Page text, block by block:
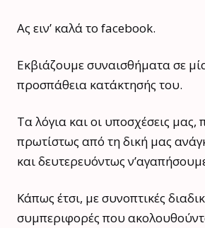
Ας ειν’ καλά το facebook.
Εκβιάζουμε συναισθήματα σε
προσπάθεια κατάκτησής του.
Τα λόγια και οι υποσχέσεις μας,
πρωτίστως από τη δική μας
και δευτερευόντως
Κάπως έτσι, με συνοπτικές
συμπεριφορές που